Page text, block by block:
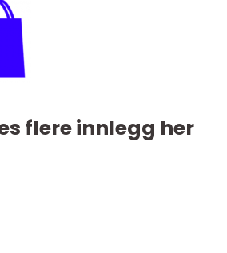
flere innlegg her